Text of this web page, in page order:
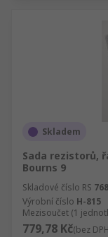
Skladem
Sada rezistorů,
Bourns 9
Skladové číslo RS
Výrobní číslo H-815
Mezisoučet (1
779,78 Kč(bez